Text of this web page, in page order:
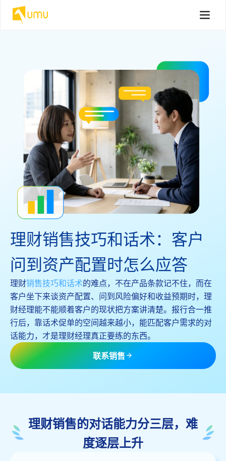
理财销售技巧和话术：客户
问到资产配置时怎么应答
理财销售技巧和话术的难点，不在产品条款记不住，而在
客户坐下来谈资产配置、问到风险偏好和收益预期时，理
财经理能不能顺着客户的现状把方案讲清楚。报行合一推
行后，靠话术促单的空间越来越小，能匹配客户需求的对
话能力，才是理财经理真正要练的东西。
联系销售
理财销售的对话能力分三层，难
度逐层上升